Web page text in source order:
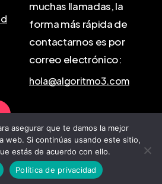
muchas llamadas, la
forma más rápida de
contactarnos es por
correo electrónico:
hola@algoritmo3.com
asegurar que te damos la mejor
web. Si continúas usando este sitio,
estás de acuerdo con ello.
Política de privacidad